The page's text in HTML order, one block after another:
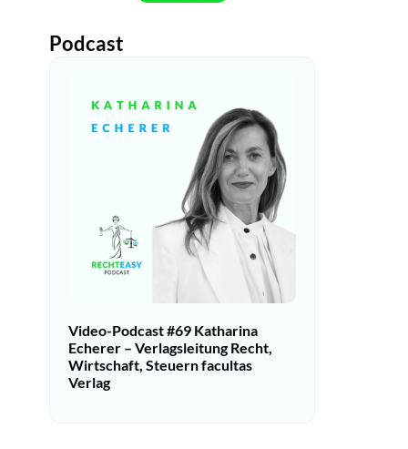
Podcast
Video-Podcast #69 Katharina
Echerer – Verlagsleitung Recht,
Wirtschaft, Steuern facultas
Verlag